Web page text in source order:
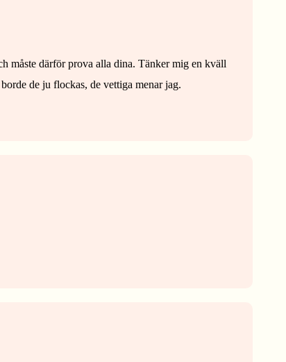
måste därför prova alla dina. Tänker mig en kväll
de ju flockas, de vettiga menar jag.